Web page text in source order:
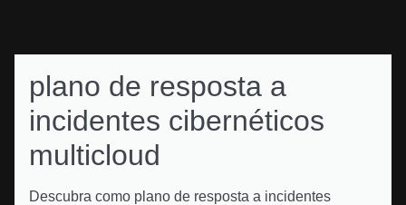
plano de resposta a
incidentes cibernéticos
multicloud
Descubra como plano de resposta a incidentes